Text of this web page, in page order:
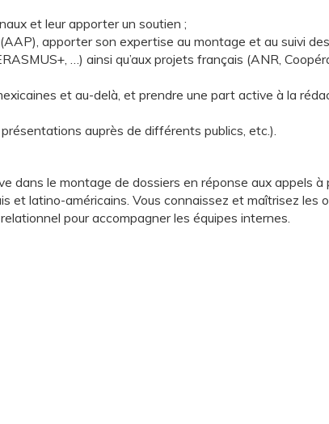
et leur apporter un soutien ;
apporter son expertise au montage et au suivi
…) ainsi qu’aux projets français (ANR,
et au-delà, et prendre une part active à la
auprès de différents publics, etc.).
dans le montage de dossiers en réponse aux appels à
latino-américains. Vous connaissez et maîtrisez les
pour accompagner les équipes internes.